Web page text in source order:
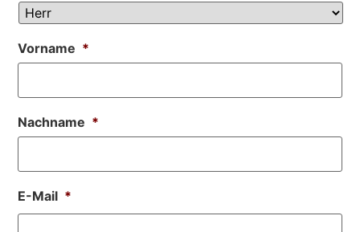
Vorname *
Nachname *
E-Mail *